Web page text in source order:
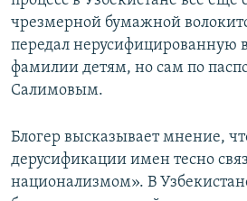
чрезмерной бумажной
передал нерусифицированную
фамилии детям, но сам по
Салимовым.
Блогер высказывает мнение,
дерусификации имен тесно
национализмом». В